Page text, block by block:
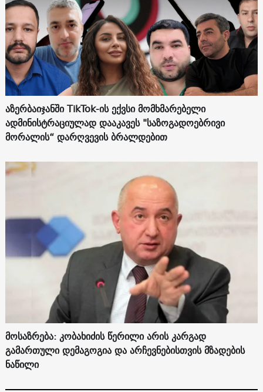
აზერბაიჯანში TikTok-ის ექვსი მომხმარებელი
ადმინისტრაციულად დააკავეს "საზოგადოებრივი
მორალის“ დარღვევის ბრალდებით
მოსაზრება: კობახიძის წერილი არის კარგად
გამართული დემაგოგია და არჩევნებისთვის მზადების
ნაწილი